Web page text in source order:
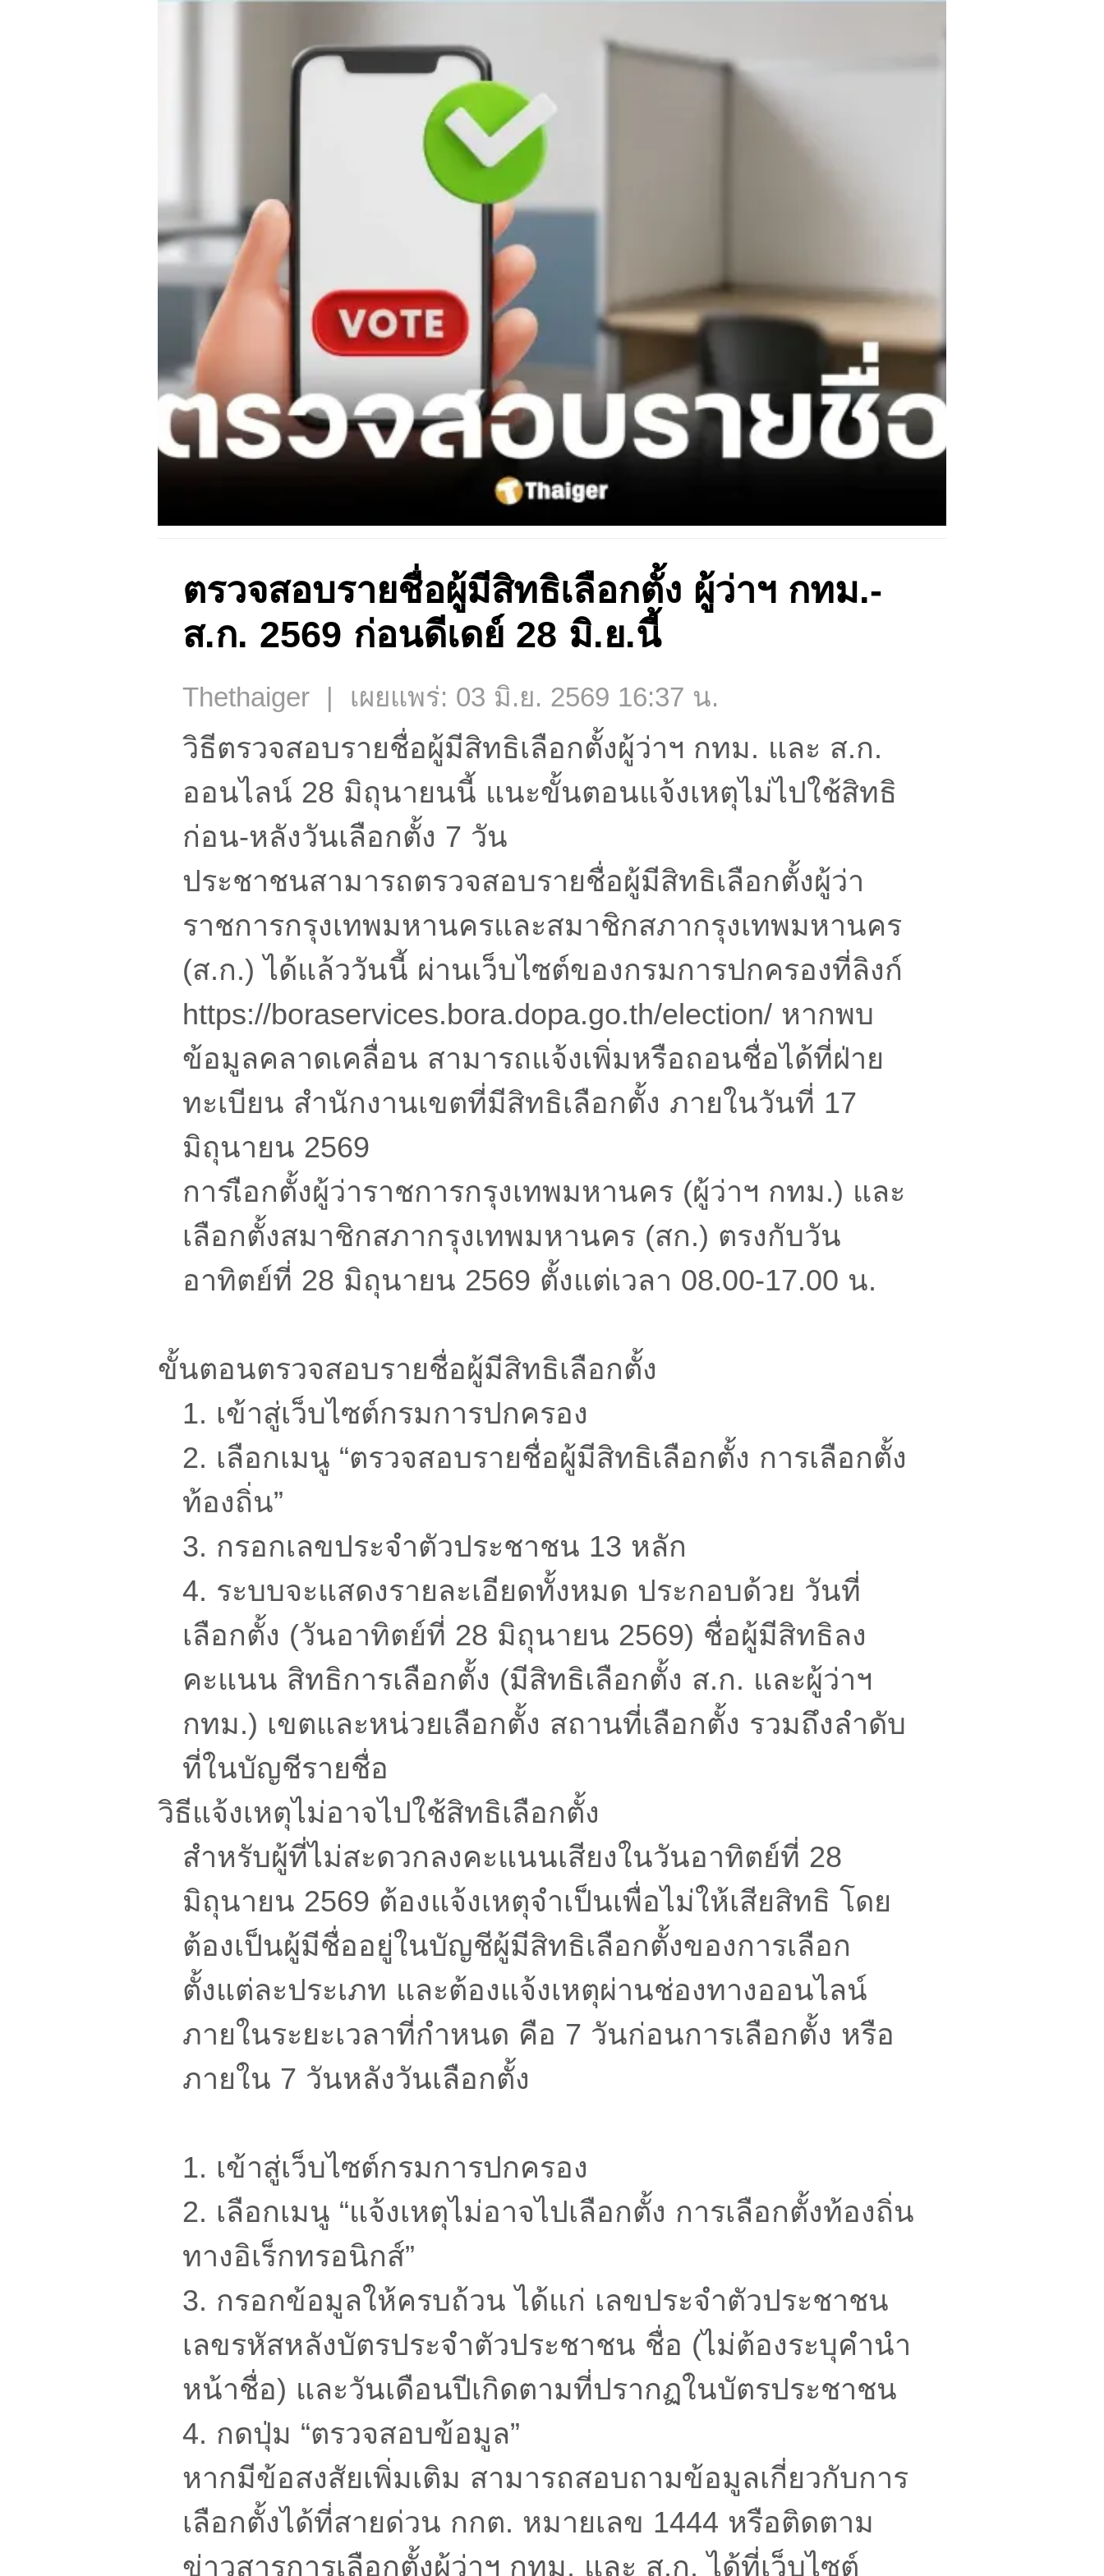
ตรวจสอบรายชื่อผู้มีสิทธิเลือกตั้ง ผู้ว่าฯ กทม.-
ส.ก. 2569 ก่อนดีเดย์ 28 มิ.ย.นี้
Thethaiger | เผยแพร่: 03 มิ.ย. 2569 16:37 น.
วิธีตรวจสอบรายชื่อผู้มีสิทธิเลือกตั้งผู้ว่าฯ กทม. และ ส.ก.
ออนไลน์ 28 มิถุนายนนี้ แนะขั้นตอนแจ้งเหตุไม่ไปใช้สิทธิ
ก่อน-หลังวันเลือกตั้ง 7 วัน
ประชาชนสามารถตรวจสอบรายชื่อผู้มีสิทธิเลือกตั้งผู้ว่า
ราชการกรุงเทพมหานครและสมาชิกสภากรุงเทพมหานคร
(ส.ก.) ได้แล้ววันนี้ ผ่านเว็บไซต์ของกรมการปกครองที่ลิงก์
https://boraservices.bora.dopa.go.th/election/ หากพบ
ข้อมูลคลาดเคลื่อน สามารถแจ้งเพิ่มหรือถอนชื่อได้ที่ฝ่าย
ทะเบียน สำนักงานเขตที่มีสิทธิเลือกตั้ง ภายในวันที่ 17
มิถุนายน 2569
การเือกตั้งผู้ว่าราชการกรุงเทพมหานคร (ผู้ว่าฯ กทม.) และ
เลือกตั้งสมาชิกสภากรุงเทพมหานคร (สก.) ตรงกับวัน
อาทิตย์ที่ 28 มิถุนายน 2569 ตั้งแต่เวลา 08.00-17.00 น.
ขั้นตอนตรวจสอบรายชื่อผู้มีสิทธิเลือกตั้ง
1. เข้าสู่เว็บไซต์กรมการปกครอง
2. เลือกเมนู “ตรวจสอบรายชื่อผู้มีสิทธิเลือกตั้ง การเลือกตั้ง
ท้องถิ่น”
3. กรอกเลขประจำตัวประชาชน 13 หลัก
4. ระบบจะแสดงรายละเอียดทั้งหมด ประกอบด้วย วันที่
เลือกตั้ง (วันอาทิตย์ที่ 28 มิถุนายน 2569) ชื่อผู้มีสิทธิลง
คะแนน สิทธิการเลือกตั้ง (มีสิทธิเลือกตั้ง ส.ก. และผู้ว่าฯ
กทม.) เขตและหน่วยเลือกตั้ง สถานที่เลือกตั้ง รวมถึงลำดับ
ที่ในบัญชีรายชื่อ
วิธีแจ้งเหตุไม่อาจไปใช้สิทธิเลือกตั้ง
สำหรับผู้ที่ไม่สะดวกลงคะแนนเสียงในวันอาทิตย์ที่ 28
มิถุนายน 2569 ต้องแจ้งเหตุจำเป็นเพื่อไม่ให้เสียสิทธิ โดย
ต้องเป็นผู้มีชื่ออยู่ในบัญชีผู้มีสิทธิเลือกตั้งของการเลือก
ตั้งแต่ละประเภท และต้องแจ้งเหตุผ่านช่องทางออนไลน์
ภายในระยะเวลาที่กำหนด คือ 7 วันก่อนการเลือกตั้ง หรือ
ภายใน 7 วันหลังวันเลือกตั้ง
1. เข้าสู่เว็บไซต์กรมการปกครอง
2. เลือกเมนู “แจ้งเหตุไม่อาจไปเลือกตั้ง การเลือกตั้งท้องถิ่น
ทางอิเร็กทรอนิกส์”
3. กรอกข้อมูลให้ครบถ้วน ได้แก่ เลขประจำตัวประชาชน
เลขรหัสหลังบัตรประจำตัวประชาชน ชื่อ (ไม่ต้องระบุคำนำ
หน้าชื่อ) และวันเดือนปีเกิดตามที่ปรากฏในบัตรประชาชน
4. กดปุ่ม “ตรวจสอบข้อมูล”
หากมีข้อสงสัยเพิ่มเติม สามารถสอบถามข้อมูลเกี่ยวกับการ
เลือกตั้งได้ที่สายด่วน กกต. หมายเลข 1444 หรือติดตาม
ข่าวสารการเลือกตั้งผู้ว่าฯ กทม. และ ส.ก. ได้ที่เว็บไซต์